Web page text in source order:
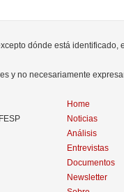
dónde está identificado,
y no necesariamente
Home
Noticias
Análisis
Entrevistas
Documentos
Newsletter